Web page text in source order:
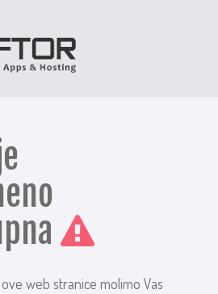
web stranice molimo Vas